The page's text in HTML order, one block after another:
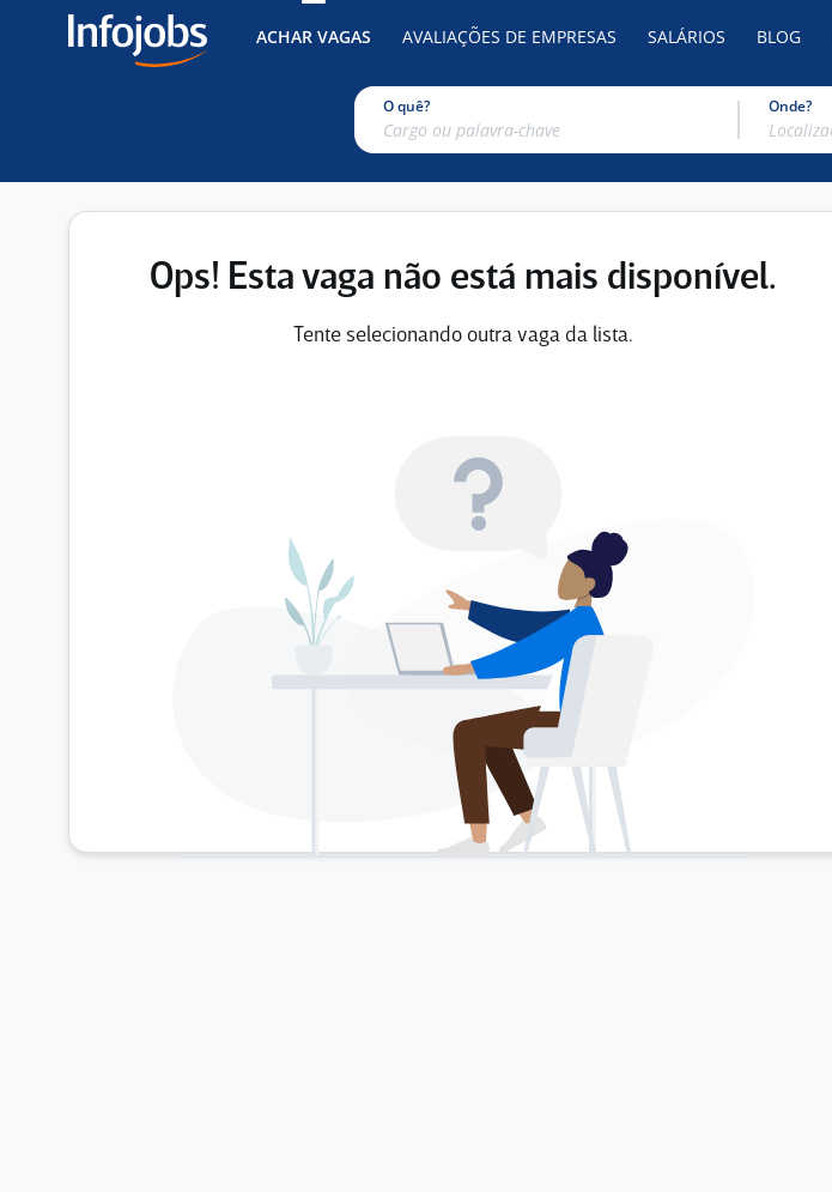
ACHAR VAGAS AVALIAÇÕES DE EMPRESAS SALÁRIOS BLOG
O quê? Onde?
Ops! Esta vaga não está mais disponível.
Tente selecionando outra vaga da lista.